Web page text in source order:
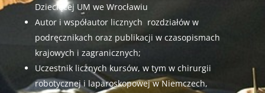
Dziecięcej UM we Wrocławiu
Autor i współautor licznych rozdziałów w
podręcznikach oraz publikacji w czasopismach
krajowych i zagranicznych;
Uczestnik licznych kursów, w tym w chirurgii
robotycznej i laparoskopowej w Niemczech,